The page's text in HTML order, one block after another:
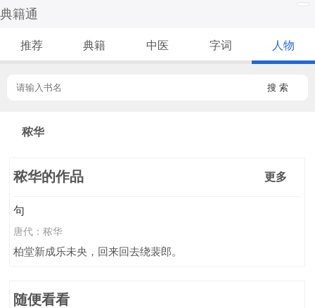
典籍通
推荐 典籍 中医 字词 人物
搜 索
秾华
秾华的作品 更多
句
唐代：秾华
柏堂新成乐未央，回来回去绕裴郎。
随便看看